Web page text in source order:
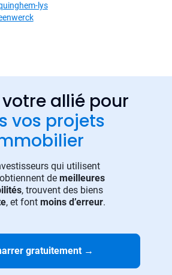
lys
votre allié pour
vos projets
qui utilisent
de meilleures
, trouvent des biens
, et font moins d’erreur.
gratuitement →